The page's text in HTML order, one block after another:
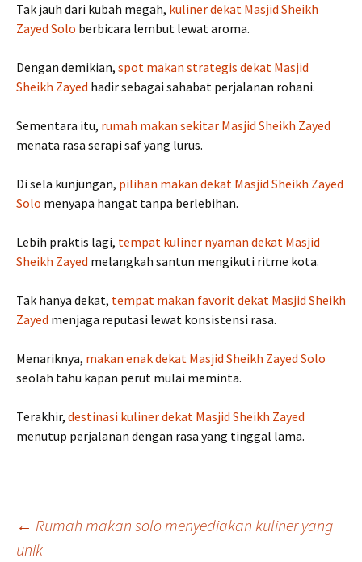
Tak jauh dari kubah megah, kuliner dekat Masjid Sheikh
Zayed Solo berbicara lembut lewat aroma.
Dengan demikian, spot makan strategis dekat Masjid
Sheikh Zayed hadir sebagai sahabat perjalanan rohani.
Sementara itu, rumah makan sekitar Masjid Sheikh Zayed
menata rasa serapi saf yang lurus.
Di sela kunjungan, pilihan makan dekat Masjid Sheikh Zayed
Solo menyapa hangat tanpa berlebihan.
Lebih praktis lagi, tempat kuliner nyaman dekat Masjid
Sheikh Zayed melangkah santun mengikuti ritme kota.
Tak hanya dekat, tempat makan favorit dekat Masjid Sheikh
Zayed menjaga reputasi lewat konsistensi rasa.
Menariknya, makan enak dekat Masjid Sheikh Zayed Solo
seolah tahu kapan perut mulai meminta.
Terakhir, destinasi kuliner dekat Masjid Sheikh Zayed
menutup perjalanan dengan rasa yang tinggal lama.
Navigasi
← Rumah makan solo menyediakan kuliner yang
unik